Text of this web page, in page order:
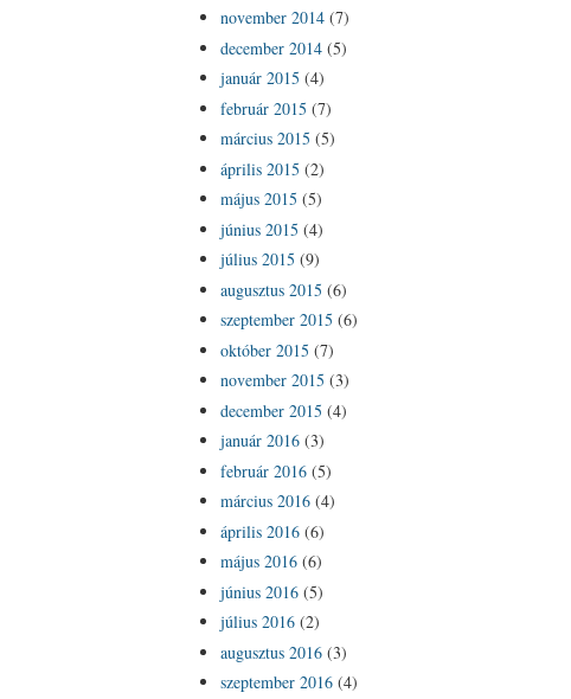
november 2014 (7)
december 2014 (5)
január 2015 (4)
február 2015 (7)
március 2015 (5)
április 2015 (2)
május 2015 (5)
június 2015 (4)
július 2015 (9)
augusztus 2015 (6)
szeptember 2015 (6)
október 2015 (7)
november 2015 (3)
december 2015 (4)
január 2016 (3)
február 2016 (5)
március 2016 (4)
április 2016 (6)
május 2016 (6)
június 2016 (5)
július 2016 (2)
augusztus 2016 (3)
szeptember 2016 (4)